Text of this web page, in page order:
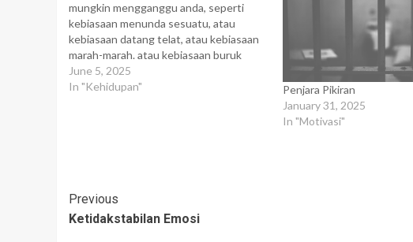
mungkin mengganggu anda, seperti
kebiasaan menunda sesuatu, atau
kebiasaan datang telat, atau kebiasaan
marah-marah. atau kebiasaan buruk
lainnya. Makna kebiasaan berasal dari
kata biasa, yang mengandung arti
June 5, 2025
In "Kehidupan"
Penjara Pikiran
January 31, 2025
In "Motivasi"
Post
Navigation
Previous
Ketidakstabilan Emosi